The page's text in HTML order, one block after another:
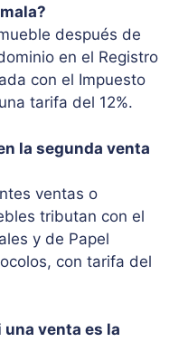
después de
en el Registro
con el Impuesto
tarifa del 12%.
la segunda venta
ventas o
tributan con el
y de Papel
con tarifa del
una venta es la